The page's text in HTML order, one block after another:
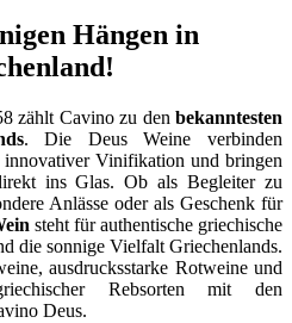
Hängen in
zählt Cavinozu den bekanntesten
. Die Deus Weine verbinden
Vinifikation und bringen
ins Glas. Ob als Begleiter zu
Anlässe oder als Geschenk für
steht für authentische griechische
die sonnige Vielfalt Griechenlands.
ausdrucksstarke Rotweine und
Rebsorten mit den
Deus.